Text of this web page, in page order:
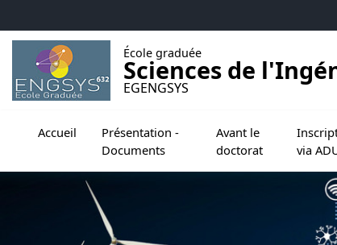
École graduée
Sciences de
EGENGSYS
Accueil
Présentation -
Documents
Avant le
doctorat
via